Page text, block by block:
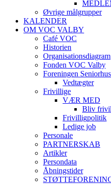
Øvrige målgrupper
KALENDER
OM VOC VALBY
Café VOC
Historien
Organisationsdiagram
Fonden VOC Valby
Foreningen
Vedtægter
Frivillige
VÆR MED
Bliv
Frivilligpolitik
Ledige job
Personale
PARTNERSKAB
Artikler
Persondata
Åbningstider